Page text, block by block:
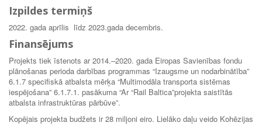
Izpildes termiņš
2022. gada aprīlis līdz 2023.gada decembris.
Finansējums
Projekts tiek īstenots ar 2014.–2020. gada Eiropas Savienības fondu
plānošanas perioda darbības programmas “Izaugsme un nodarbinātība”
6.1.7 specifiskā atbalsta mērķa “Multimodāla transporta sistēmas
iespējošana” 6.1.7.1. pasākuma “Ar “Rail Baltica”projekta saistītās
atbalsta infrastruktūras pārbūve”.
Kopējais projekta budžets ir 28 miljoni eiro. Lielāko daļu veido Kohēzijas